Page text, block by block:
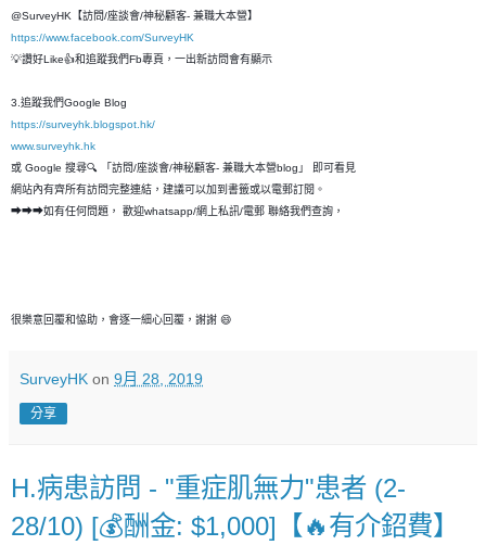
@SurveyHK【訪問/座談會/神秘顧客- 兼職大本營】
https://www.facebook.com/SurveyHK
💡讚好Like👍和追蹤我們Fb專頁，一出新訪問會有顯示
3.追蹤我們Google Blog
https://surveyhk.blogspot.hk/
www.surveyhk.hk
或 Google 搜尋🔍 「訪問/座談會/神秘顧客- 兼職大本營blog」 即可看見
網站內有齊所有訪問完整連結，建議可以加到書籤或以電郵訂閱。
➡➡➡如有任何問題， 歡迎whatsapp/網上私訊/電郵 聯絡我們查詢，
很樂意回覆和恊助，會逐一細心回覆，謝謝 😄
SurveyHK on 9月 28, 2019
分享
H.病患訪問 - "重症肌無力"患者 (2-
28/10) [💰酬金: $1,000]【🔥有介鉊費】